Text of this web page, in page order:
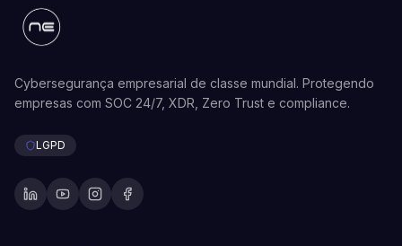
Cybersegurança empresarial de classe mundial. Protegendo
empresas com SOC 24/7, XDR, Zero Trust e compliance.
LGPD